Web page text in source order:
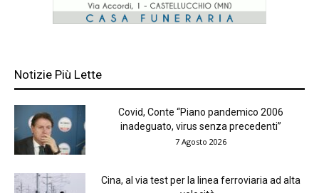
Notizie Più Lette
Covid, Conte “Piano pandemico 2006
inadeguato, virus senza precedenti”
7 Agosto 2026
Cina, al via test per la linea ferroviaria ad alta